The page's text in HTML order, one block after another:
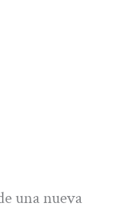
una nueva